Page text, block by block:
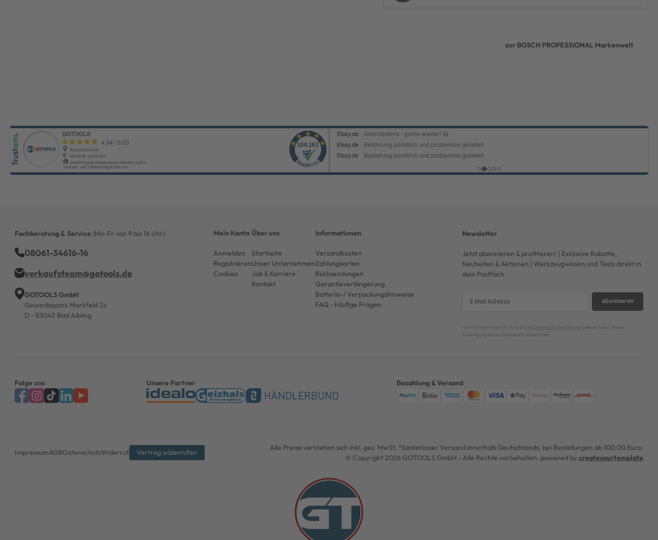
zur BOSCH PROFESSIONAL Markenwelt
Fachberatung & Service (Mo-Fr von 9 bis 16 Uhr)
08061-34616-16
verkaufsteam@gotools.de
GOTOOLS GmbH
Gewerbepark Markfeld 2c
D - 83043 Bad Aibling
Mein Konto
Anmelden
Registrieren
Cookies
Über uns
Startseite
Unser Unternehmen
Job & Karriere
Kontakt
Informationen
Versandkosten
Zahlungsarten
Rücksendungen
Garantieverlängerung
Batterie-/ Verpackungshinweise
FAQ - häufige Fragen
Newsletter
Jetzt abonnieren & profitieren! | Exklusive Rabatte,
Neuheiten & Aktionen | Werkzeugwissen und Tests direkt in
dein Postfach
abonnieren
Hiermit bestätige ich, dass ich die Datenschutzerklärung gelesen habe. Meine
Einwilligung kann ich jederzeit widerrufen.
Folge uns Unsere Partner Bezahlung & Versand
ImpressumAGBDatenschutzWiderruf Vertrag widerrufen
Alle Preise verstehen sich inkl. ges. MwSt. *Kostenloser Versand innerhalb Deutschlands, bei Bestellungen ab 100,00 Euro.
© Copyright 2026 GOTOOLS GmbH - Alle Rechte vorbehalten. powered bycreateyourtemplate